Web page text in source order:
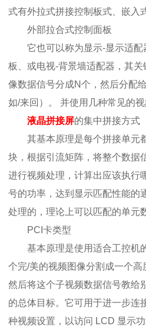
式有外拉式拼接控制板式、嵌入
外部拉合式控制面板
它也可以称为显示-显示适
板、或电视-背景墙适配器，其
像数据信号分成N个，然后分配
如/来回）。 并使用几种常见的视
液晶拼接屏的集中拼接方式
其基本原理是每个拼接单元
块，根据引流矩阵，将整个数据
进行视频处理，计算出应该执行
号的功率，达到显示匹配性能的
处理的，理论上可以匹配的单元
PCI卡类型
基本原理是使用适合工控机
个完/美的视频图像分割成一个高
然后将这个子视频数据信号教给
的总体目标。它可用于进一步连
种视频设置，以访问 LCD 显示功